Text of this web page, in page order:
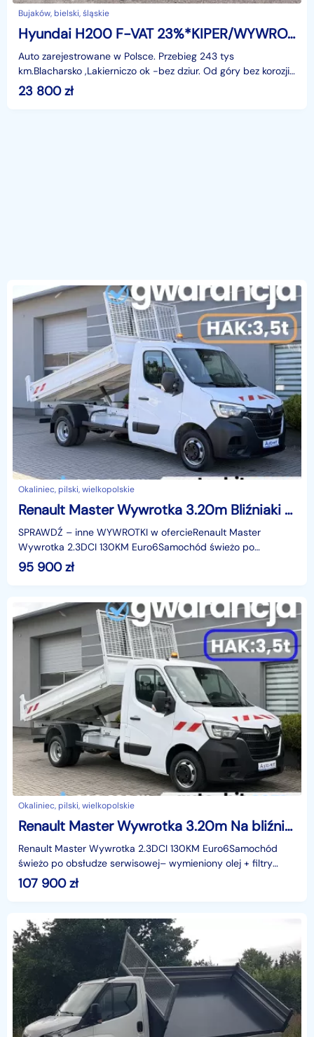
Bujaków, bielski, śląskie
Hyundai H200 F-VAT 23%*KIPER/WYWROTKA* Hyundai H200 *2.5d -99KM*HAK-VAT-2*
Auto zarejestrowane w Polsce. Przebieg 243 tys
km.Blacharsko ,Lakierniczo ok -bez dziur. Od góry bez korozji.
Od spodu ładny czarny zakonserwowany.Ram
23 800zł
Okaliniec, pilski, wielkopolskie
Renault Master Wywrotka 3.20m Bliźniaki Hak:3.5t *101.100km /www.auto-hit.com/
SPRAWDŹ – inne WYWROTKI w ofercieRenault Master
Wywrotka 2.3DCI 130KM Euro6Samochód świeżo po
obsłudze serwisowej– wymieniony olej + filtry (olejowy,
powietrza,
95 900zł
Okaliniec, pilski, wielkopolskie
Renault Master Wywrotka 3.20m Na bliźniakach Hak:3.5t 60.500km /www.auto-hit.com/
Renault Master Wywrotka 2.3DCI 130KM Euro6Samochód
świeżo po obsłudze serwisowej– wymieniony olej + filtry
(olejowy, powietrza, paliwa, kabinowy).Data pierwszej
107 900zł